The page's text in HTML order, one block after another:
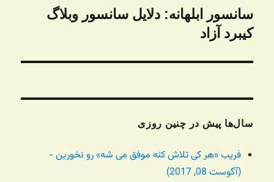
نوشته
بعدی:
سانسور ابلهانه: دلایل سانسور وبلاگ
کیبرد آزاد
سال‌ها پیش در چنین روزی
فریب «هر کی تلاش کنه موفق می شه» رو نخورین -
(آگوست 08, 2017)